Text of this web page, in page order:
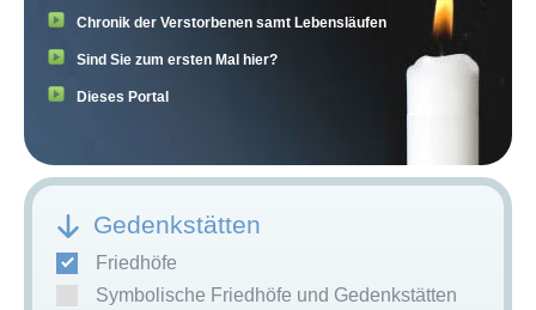
Chronik der Verstorbenen samt Lebensläufen
Sind Sie zum ersten Mal hier?
Dieses Portal
Gedenkstätten
Friedhöfe
Symbolische Friedhöfe und Gedenkstätten